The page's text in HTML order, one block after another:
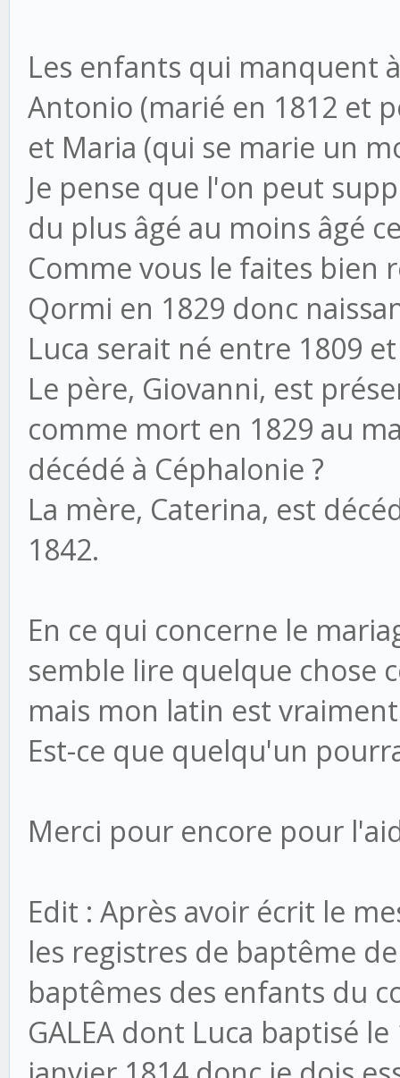
Les enfants qui manquent
Antonio (marié en 1812 et
et Maria (qui se marie un
Je pense que l'on peut
du plus âgé au moins âgé
Comme vous le faites bien
Qormi en 1829 donc
Luca serait né entre 1809
Le père, Giovanni, est
comme mort en 1829 au
décédé à Céphalonie ?
La mère, Caterina, est
1842.
En ce qui concerne le
semble lire quelque chose
mais mon latin est
Est-ce que quelqu'un
Merci pour encore pour
Edit : Après avoir écrit le
les registres de baptême
baptêmes des enfants du
GALEA dont Luca baptisé